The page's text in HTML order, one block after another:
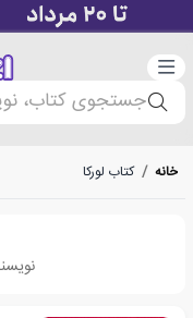
دسته‌بندی
جستجوی کتاب،
خانه / کتاب لورکا